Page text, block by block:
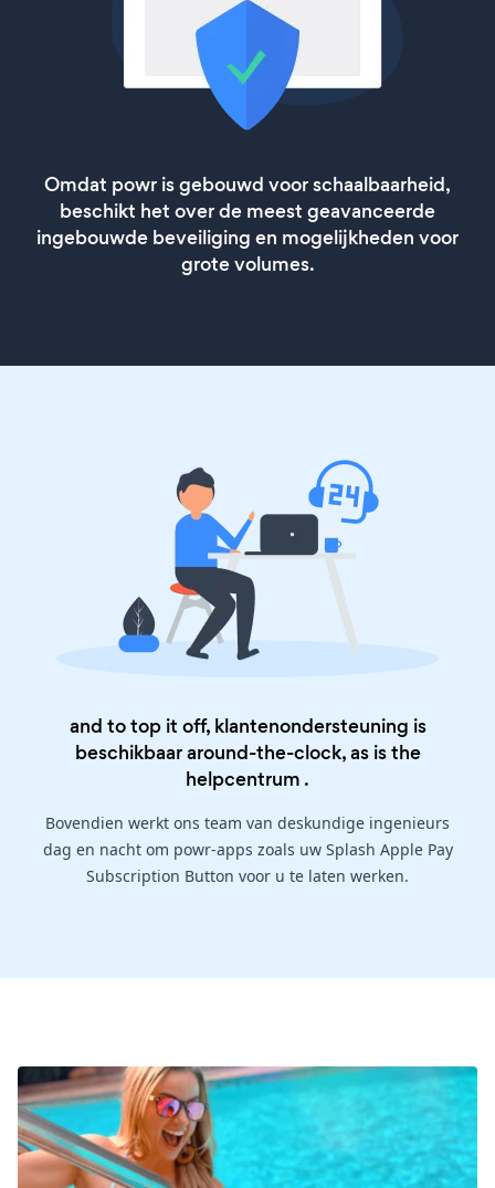
Omdat powr is gebouwd voor schaalbaarheid,
beschikt het over de meest geavanceerde
ingebouwde beveiliging en mogelijkheden voor
grote volumes.
and to top it off, klantenondersteuning is
beschikbaar around-the-clock, as is the
helpcentrum .
Bovendien werkt ons team van deskundige ingenieurs
dag en nacht om powr-apps zoals uw Splash Apple Pay
Subscription Button voor u te laten werken.